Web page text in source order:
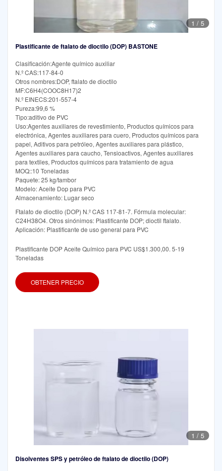
1 / 5
Plastificante de ftalato de dioctilo (DOP) BASTONE
Clasificación:Agente químico auxiliar
N.º CAS:117-84-0
Otros nombres:DOP, ftalato de dioctilo
MF:C6H4(COOC8H17)2
N.º EINECS:201-557-4
Pureza:99,6 %
Tipo:aditivo de PVC
Uso:Agentes auxiliares de revestimiento, Productos químicos para
electrónica, Agentes auxiliares para cuero, Productos químicos para
papel, Aditivos para petróleo, Agentes auxiliares para plástico,
Agentes auxiliares para caucho, Tensioactivos, Agentes auxiliares
para textiles, Productos químicos para tratamiento de agua
MOQ::10 Toneladas
Paquete: 25 kg/tambor
Modelo: Aceite Dop para PVC
Almacenamiento: Lugar seco
Ftalato de dioctilo (DOP) N.º CAS 117-81-7. Fórmula molecular:
C24H38O4. Otros sinónimos: Plastificante DOP; dioctil ftalato.
Aplicación: Plastificante de uso general para PVC
Plastificante DOP Aceite Químico para PVC US$1.300,00. 5-19
Toneladas
OBTENER PRECIO
1 / 5
Disolventes SPS y petróleo de ftalato de dioctilo (DOP)